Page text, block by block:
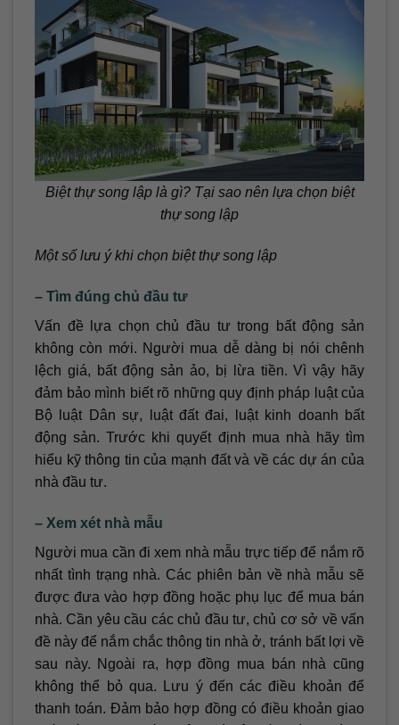
Biệt thự song lập là gì? Tại sao nên lựa chọn biệt
thự song lập
Một số lưu ý khi chọn biệt thự song lập
– Tìm đúng chủ đầu tư
Vấn đề lựa chọn chủ đầu tư trong bất động sản
không còn mới. Người mua dễ dàng bị nói chênh
lệch giá, bất động sản ảo, bị lừa tiền. Vì vậy hãy
đảm bảo mình biết rõ những quy định pháp luật của
Bộ luật Dân sự, luật đất đai, luật kinh doanh bất
động sản. Trước khi quyết định mua nhà hãy tìm
hiểu kỹ thông tin của mạnh đất và về các dự án của
nhà đầu tư.
– Xem xét nhà mẫu
Người mua cần đi xem nhà mẫu trực tiếp để nắm rõ
nhất tình trạng nhà. Các phiên bản về nhà mẫu sẽ
được đưa vào hợp đồng hoặc phụ lục để mua bán
nhà. Cần yêu cầu các chủ đầu tư, chủ cơ sở về vấn
đề này để nắm chắc thông tin nhà ở, tránh bất lợi về
sau này. Ngoài ra, hợp đồng mua bán nhà cũng
không thể bỏ qua. Lưu ý đến các điều khoản để
thanh toán. Đảm bảo hợp đồng có điều khoản giao